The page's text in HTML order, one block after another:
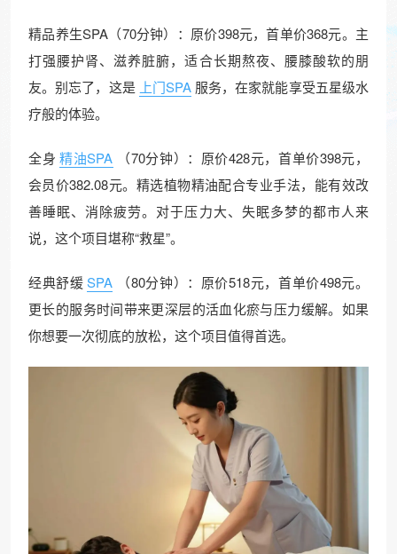
精品养生SPA（70分钟）：原价398元，首单价368元。主
打强腰护肾、滋养脏腑，适合长期熬夜、腰膝酸软的朋
友。别忘了，这是 上门SPA 服务，在家就能享受五星级水
疗般的体验。
全身 精油SPA
（70分钟）：原价428元，首单价398元，
会员价382.08元。精选植物精油配合专业手法，能有效改
善睡眠、消除疲劳。对于压力大、失眠多梦的都市人来
说，这个项目堪称“救星”。
经典舒缓 SPA
（80分钟）：原价518元，首单价498元。
更长的服务时间带来更深层的活血化瘀与压力缓解。如果
你想要一次彻底的放松，这个项目值得首选。